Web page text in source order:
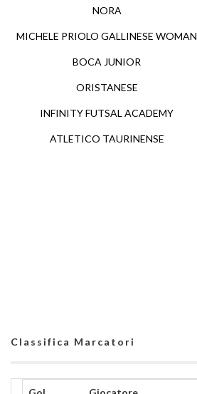
NORA
MICHELE PRIOLO GALLINESE WOMAN
BOCA JUNIOR
ORISTANESE
INFINITY FUTSAL ACADEMY
ATLETICO TAURINENSE
Classifica Marcatori